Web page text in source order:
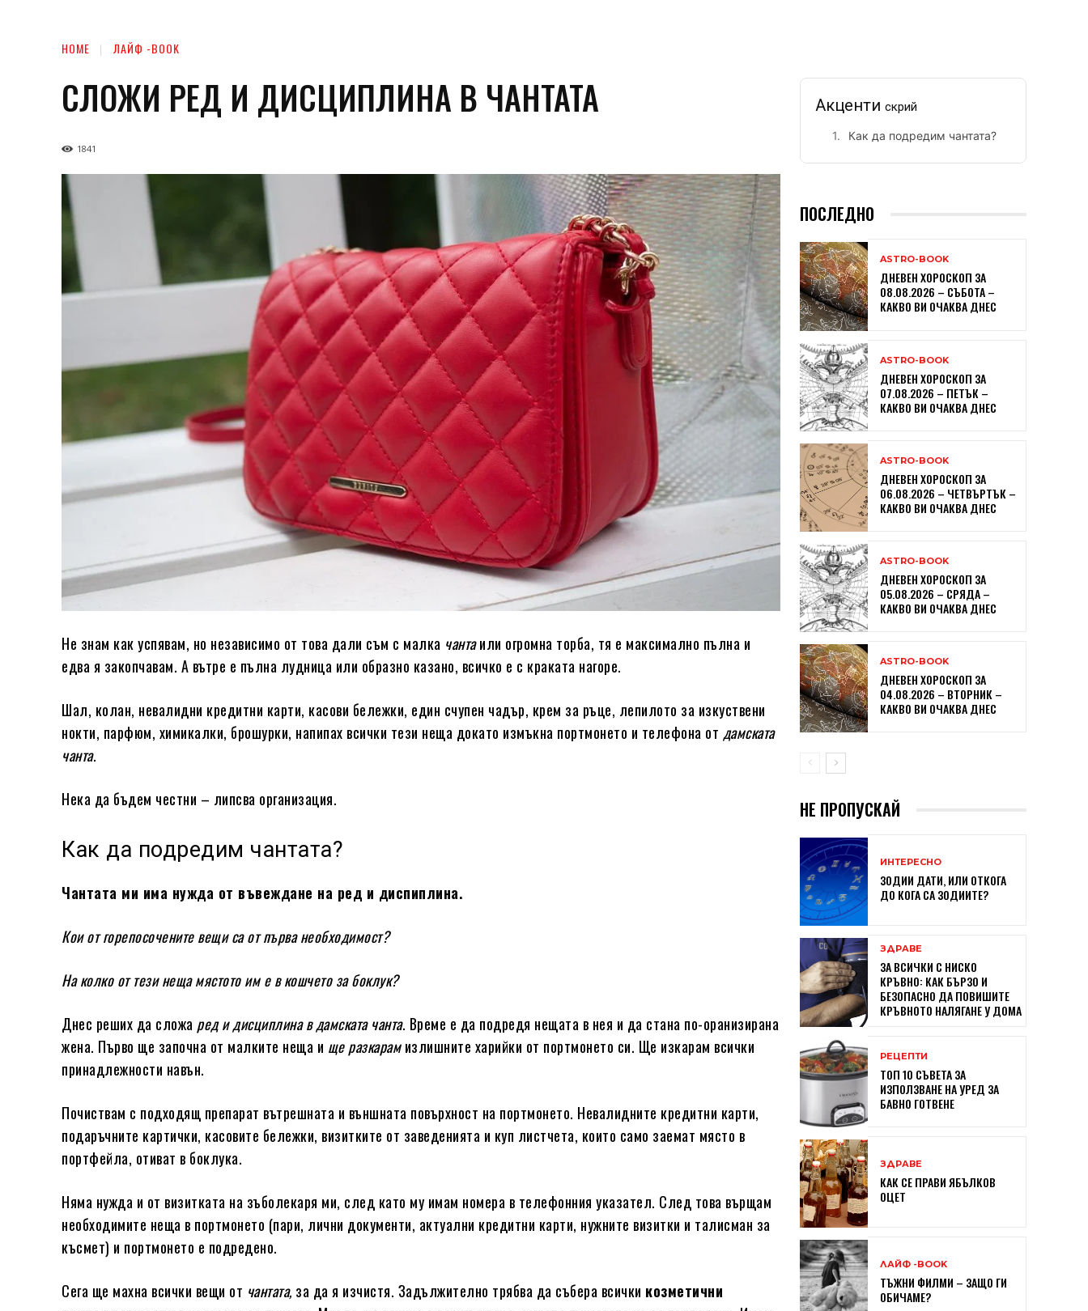
HOME ЛАЙФ -BOOK
СЛОЖИ РЕД И ДИСЦИПЛИНА В ЧАНТАТА
1841
Не знам как успявам, но независимо от това дали съм с малка чантаили огромна торба, тя е максимално пълна и
едва я закопчавам. А вътре е пълна лудница или образно казано, всичко е с краката нагоре.
Шал, колан, невалидни кредитни карти, касови бележки, един счупен чадър, крем за ръце, лепилото за изкуствени
нокти, парфюм, химикалки, брошурки, напипах всички тези неща докато измъкна портмонето и телефона от дамската
чанта.
Нека да бъдем честни – липсва организация.
Как да подредим чантата?
Чантата ми има нужда от въвеждане на ред и диспиплина.
Кои от горепосочените вещи са от първа необходимост?
На колко от тези неща мястото им e в кошчето за боклук?
Днес реших да сложа ред и дисциплина в дамската чанта. Време е да подредя нещата в нея и да стана по-оранизирана
жена. Първо ще започна от малките неща и ще разкарамизлишните харийки от портмонето си. Ще изкарам всички
принадлежности навън.
Почиствам с подходящ препарат вътрешната и външната повърхност на портмонето. Невалидните кредитни карти,
подаръчните картички, касовите бележки, визитките от заведенията и куп листчета, които само заемат място в
портфейла, отиват в боклука.
Няма нужда и от визитката на зъболекаря ми, след като му имам номера в телефонния указател. След това върщам
необходимите неща в портмонето (пари, лични документи, актуални кредитни карти, нужните визитки и талисман за
късмет) и портмонето е подредено.
Сега ще махна всички вещи от чантата,за да я изчистя. Задължително трябва да събера всички козметични
Акценти скрий
Как да подредим чантата?
ПОСЛЕДНО
ASTRO-BOOK
ДНЕВЕН ХОРОСКОП ЗА
08.08.2026 – СЪБОТА –
КАКВО ВИ ОЧАКВА ДНЕС
ASTRO-BOOK
ДНЕВЕН ХОРОСКОП ЗА
07.08.2026 – ПЕТЪК –
КАКВО ВИ ОЧАКВА ДНЕС
ASTRO-BOOK
ДНЕВЕН ХОРОСКОП ЗА
06.08.2026 – ЧЕТВЪРТЪК –
КАКВО ВИ ОЧАКВА ДНЕС
ASTRO-BOOK
ДНЕВЕН ХОРОСКОП ЗА
05.08.2026 – СРЯДА –
КАКВО ВИ ОЧАКВА ДНЕС
ASTRO-BOOK
ДНЕВЕН ХОРОСКОП ЗА
04.08.2026 – ВТОРНИК –
КАКВО ВИ ОЧАКВА ДНЕС
НЕ ПРОПУСКАЙ
ИНТЕРЕСНО
ЗОДИИ ДАТИ, ИЛИ ОТКОГА
ДО КОГА СА ЗОДИИТЕ?
ЗДРАВЕ
ЗА ВСИЧКИ С НИСКО
КРЪВНО: КАК БЪРЗО И
БЕЗОПАСНО ДА ПОВИШИТЕ
КРЪВНОТО НАЛЯГАНЕ У ДОМА
РЕЦЕПТИ
ТОП 10 СЪВЕТА ЗА
ИЗПОЛЗВАНЕ НА УРЕД ЗА
БАВНО ГОТВЕНЕ
ЗДРАВЕ
КАК СЕ ПРАВИ ЯБЪЛКОВ
ОЦЕТ
ЛАЙФ -BOOK
ТЪЖНИ ФИЛМИ – ЗАЩО ГИ
ОБИЧАМЕ?